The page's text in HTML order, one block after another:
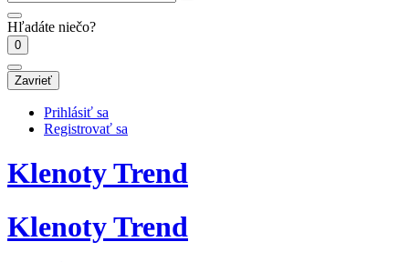
Hľadáte niečo?
0
Zavrieť
Prihlásiť sa
Registrovať sa
Klenoty Trend
Klenoty Trend